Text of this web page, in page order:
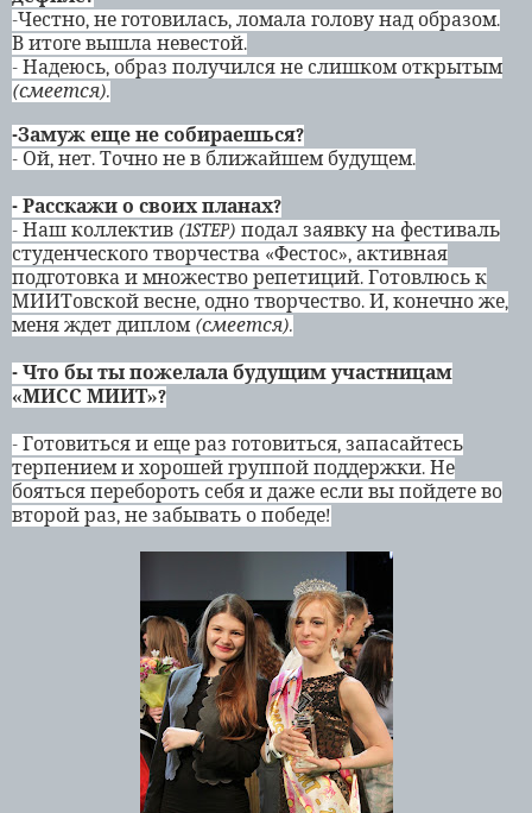
-Честно, не готовилась, ломала голову над образом.
В итоге вышла невестой.
- Надеюсь, образ получился не слишком открытым
(смеется).
-Замуж еще не собираешься?
- Ой, нет. Точно не в ближайшем будущем.
- Расскажи о своих планах?
- Наш коллектив (1STEP) подал заявку на фестиваль
студенческого творчества «Фестос», активная
подготовка и множество репетиций. Готовлюсь к
МИИТовской весне, одно творчество. И, конечно же,
меня ждет диплом (смеется).
- Что бы ты пожелала будущим участницам
«МИСС МИИТ»?
- Готовиться и еще раз готовиться, запасайтесь
терпением и хорошей группой поддержки. Не
бояться перебороть себя и даже если вы пойдете во
второй раз, не забывать о победе!